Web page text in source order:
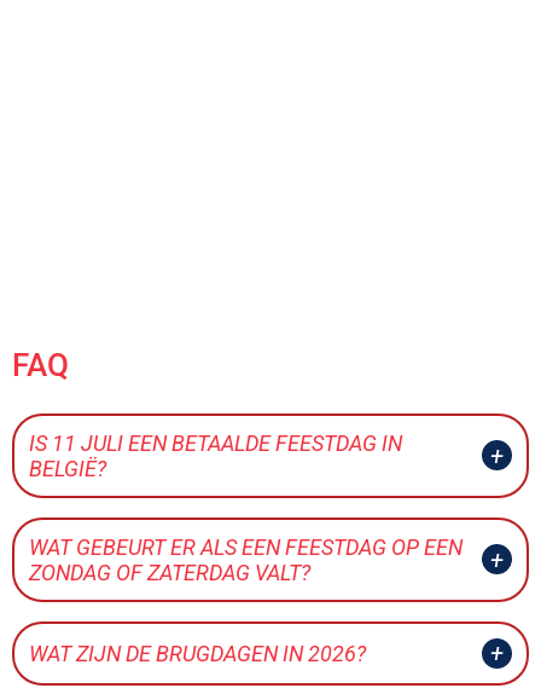
FAQ
IS 11 JULI EEN BETAALDE FEESTDAG IN
BELGIË?
WAT GEBEURT ER ALS EEN FEESTDAG OP EEN
ZONDAG OF ZATERDAG VALT?
WAT ZIJN DE BRUGDAGEN IN 2026?